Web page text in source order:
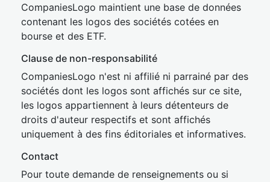
CompaniesLogo maintient une base de données
contenant les logos des sociétés cotées en
bourse et des ETF.
Clause de non-responsabilité
CompaniesLogo n'est ni affilié ni parrainé par des
sociétés dont les logos sont affichés sur ce site,
les logos appartiennent à leurs détenteurs de
droits d'auteur respectifs et sont affichés
uniquement à des fins éditoriales et informatives.
Contact
Pour toute demande de renseignements ou si